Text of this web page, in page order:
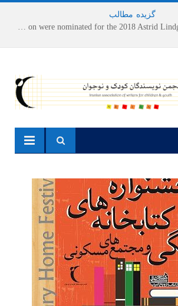
گزیده مطالب